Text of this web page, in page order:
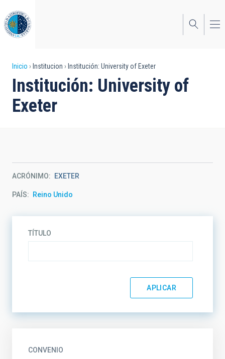
al
contenido
principal
Sobrescribir
enlaces
de
navegación
Inicio Institucion Institución: University of Exeter
Institución: University of
Exeter
ACRÓNIMO EXETER
PAÍS Reino Unido
TÍTULO
CONVENIO